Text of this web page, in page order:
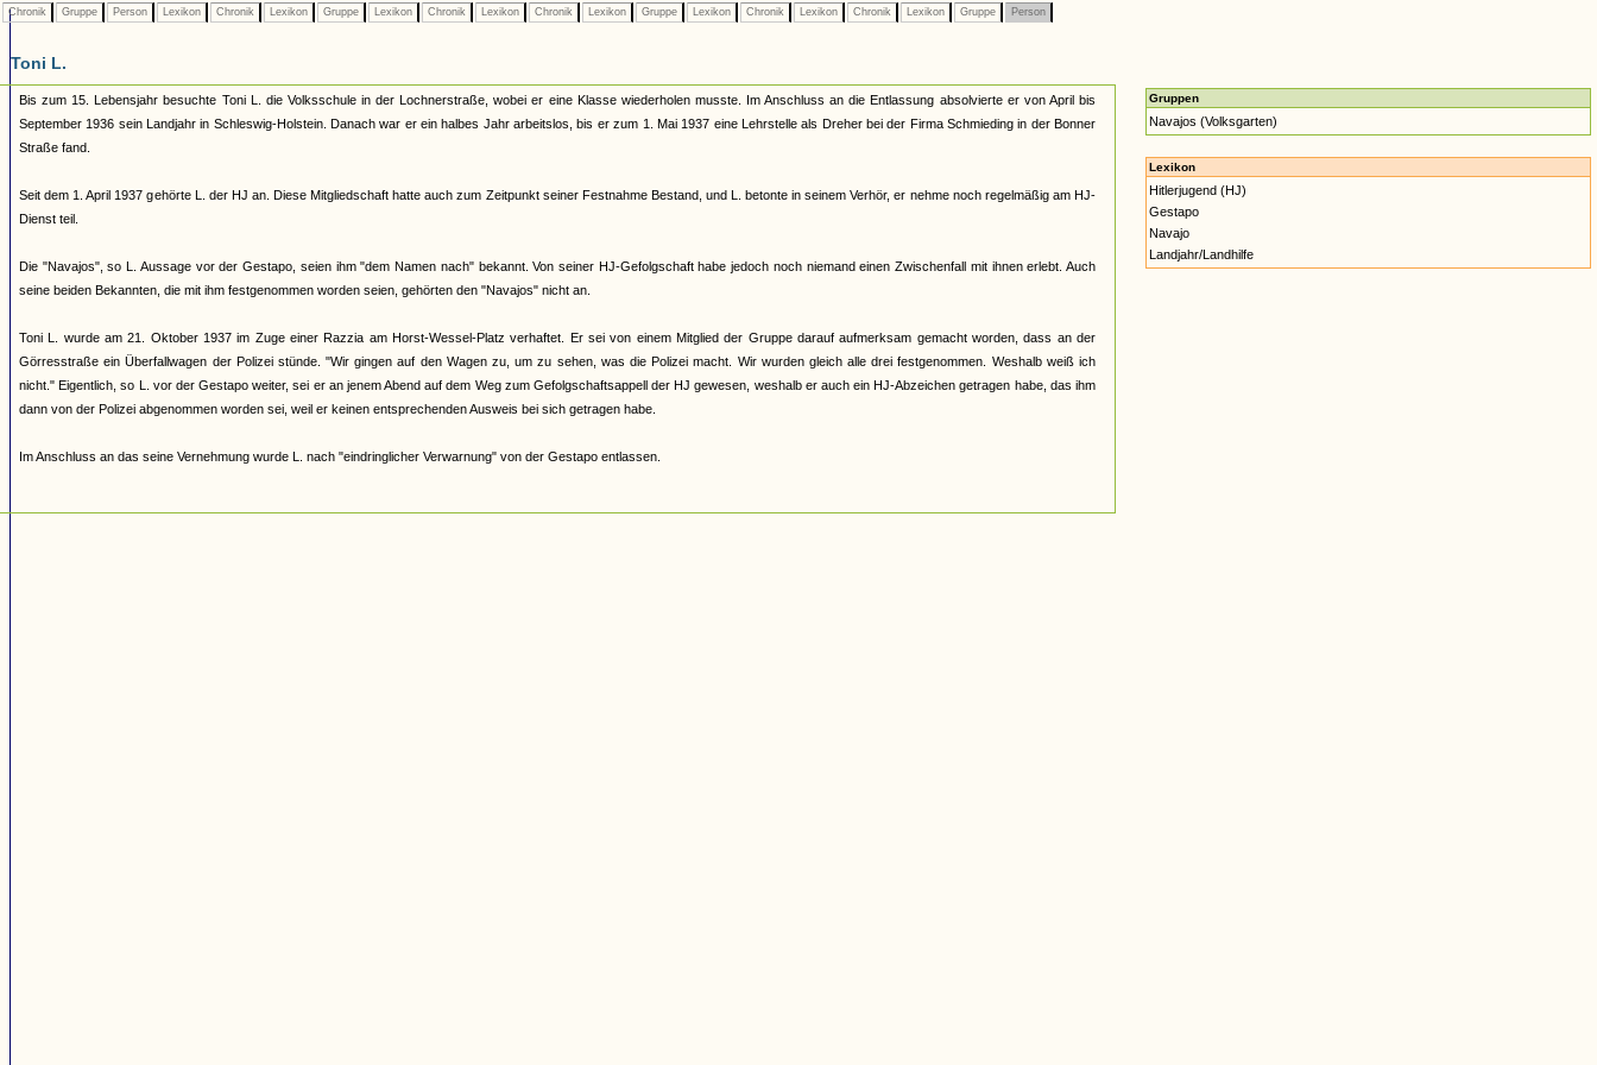
Chronik Gruppe Person Lexikon Chronik Lexikon Gruppe Lexikon Chronik Lexikon Chronik Lexikon Gruppe Lexikon Chronik Lexikon Chronik Lexikon Gruppe Person
Toni L.
Bis zum 15. Lebensjahr besuchte Toni L. die Volksschule in der Lochnerstraße, wobei er eine Klasse wiederholen musste. Im Anschluss an die Entlassung absolvierte er von April bis
September 1936 sein Landjahr in Schleswig-Holstein. Danach war er ein halbes Jahr arbeitslos, bis er zum 1. Mai 1937 eine Lehrstelle als Dreher bei der Firma Schmieding in der Bonner
Straße fand.
Seit dem 1. April 1937 gehörte L. der HJ an. Diese Mitgliedschaft hatte auch zum Zeitpunkt seiner Festnahme Bestand, und L. betonte in seinem Verhör, er nehme noch regelmäßig am HJ-
Dienst teil.
Die "Navajos", so L. Aussage vor der Gestapo, seien ihm "dem Namen nach" bekannt. Von seiner HJ-Gefolgschaft habe jedoch noch niemand einen Zwischenfall mit ihnen erlebt. Auch
seine beiden Bekannten, die mit ihm festgenommen worden seien, gehörten den "Navajos" nicht an.
Toni L. wurde am 21. Oktober 1937 im Zuge einer Razzia am Horst-Wessel-Platz verhaftet. Er sei von einem Mitglied der Gruppe darauf aufmerksam gemacht worden, dass an der
Görresstraße ein Überfallwagen der Polizei stünde. "Wir gingen auf den Wagen zu, um zu sehen, was die Polizei macht. Wir wurden gleich alle drei festgenommen. Weshalb weiß ich
nicht." Eigentlich, so L. vor der Gestapo weiter, sei er an jenem Abend auf dem Weg zum Gefolgschaftsappell der HJ gewesen, weshalb er auch ein HJ-Abzeichen getragen habe, das ihm
dann von der Polizei abgenommen worden sei, weil er keinen entsprechenden Ausweis bei sich getragen habe.
Im Anschluss an das seine Vernehmung wurde L. nach "eindringlicher Verwarnung" von der Gestapo entlassen.
Gruppen
Navajos (Volksgarten)
Lexikon
Hitlerjugend (HJ)
Gestapo
Navajo
Landjahr/Landhilfe